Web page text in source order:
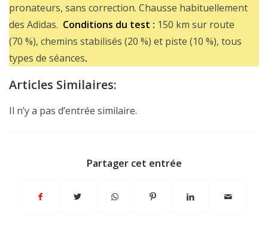
pronateurs, sans correction. Chausse habituellement
des Adidas. Conditions du test : 150 km sur route
(70 %), chemins stabilisés (20 %) et piste (10 %), tous
types de séances.
Articles Similaires:
Il n’y a pas d’entrée similaire.
Partager cet entrée